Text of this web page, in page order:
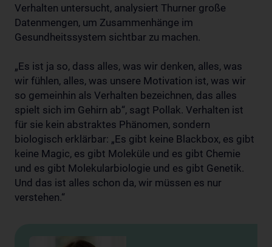
Verhalten untersucht, analysiert Thurner große
Datenmengen, um Zusammenhänge im
Gesundheitssystem sichtbar zu machen.
„Es ist ja so, dass alles, was wir denken, alles, was
wir fühlen, alles, was unsere Motivation ist, was wir
so gemeinhin als Verhalten bezeichnen, das alles
spielt sich im Gehirn ab“, sagt Pollak. Verhalten ist
für sie kein abstraktes Phänomen, sondern
biologisch erklärbar: „Es gibt keine Blackbox, es gibt
keine Magic, es gibt Moleküle und es gibt Chemie
und es gibt Molekularbiologie und es gibt Genetik.
Und das ist alles schon da, wir müssen es nur
verstehen.“